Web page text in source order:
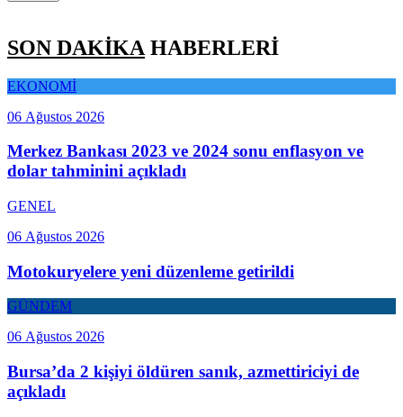
SON DAKİKA HABERLERİ
EKONOMİ
06 Ağustos 2026
Merkez Bankası 2023 ve 2024 sonu enflasyon ve
dolar tahminini açıkladı
GENEL
06 Ağustos 2026
Motokuryelere yeni düzenleme getirildi
GÜNDEM
06 Ağustos 2026
Bursa’da 2 kişiyi öldüren sanık, azmettiriciyi de
açıkladı